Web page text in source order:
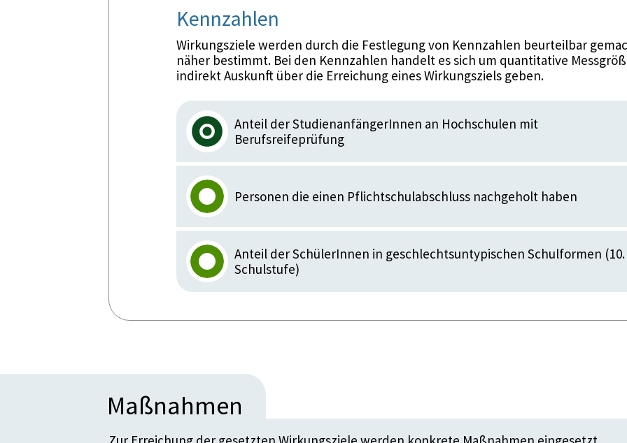
Kennzahlen
Wirkungsziele werden durch die Festlegung von Kennzahlen beurteilbar
näher bestimmt. Bei den Kennzahlen handelt es sich um quantitative
indirekt Auskunft über die Erreichung eines Wirkungsziels geben.
Anteil der StudienanfängerInnen an Hochschulen mit
Berufsreifeprüfung
Personen die einen Pflichtschulabschluss nachgeholt haben
Anteil der SchülerInnen in geschlechtsuntypischen Schulformen (10.
Schulstufe)
Maßnahmen